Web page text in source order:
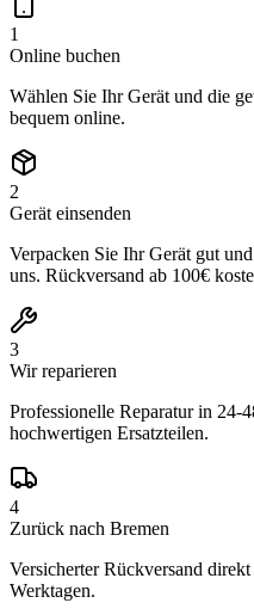
1
Online buchen
Wählen Sie Ihr Gerät und die
bequem online.
2
Gerät einsenden
Verpacken Sie Ihr Gerät gut
uns. Rückversand ab 100€
3
Wir reparieren
Professionelle Reparatur in 24-
hochwertigen Ersatzteilen.
4
Zurück nach Bremen
Versicherter Rückversand
Werktagen.